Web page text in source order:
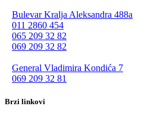
Bulevar Kralja Aleksandra 488a
011 2860 454
065 209 32 82
069 209 32 82
General Vladimira Kondića 7
069 209 32 81
Brzi linkovi